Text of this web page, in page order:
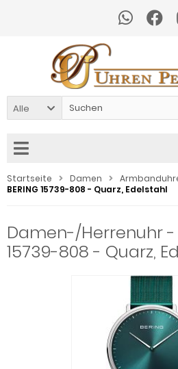
Alle
Startseite Damen
BERING 15739-808 - Quarz, Edelstahl
Damen-/Herrenuhr -
15739-808 - Quarz,